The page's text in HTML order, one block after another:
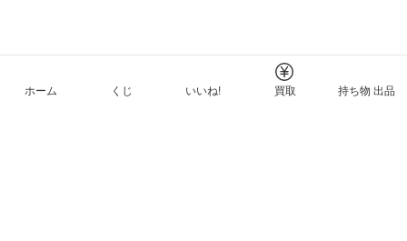
ホーム くじ いいね! 買取 持ち物 出品